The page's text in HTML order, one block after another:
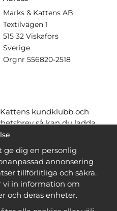
Marks & Kattens AB
Textilvägen 1
515 32 Viskafors
Sverige
Orgnr 556820-2518
kundklubb och
så kan du ladda
och få många
Du ser vilka som
är inloggad
ge dig en personlig
annonsering
tillförlitliga och säkra.
vi in information om
och deras enheter.